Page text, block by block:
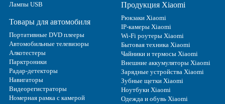
Лампы USB
Товары для автомобиля
Портативные DVD плееры
Автомобильные телевизоры
Алкотестеры
Парктроники
Радар-детекторы
Навигаторы
Видеорегистраторы
Номерная рамка с камерой
Продукция Xiaomi
Рюкзаки Xiaomi
IP-камеры Xiaomi
Wi-Fi роутеры Xiaomi
Бытовая техника Xiaomi
Чайники и термосы Xiaomi
Внешние аккумуляторы Xiaomi
Зарядные устройства Xiaomi
Зубные щетки Xiaomi
Ноутбуки Xiaomi
Одежда и обувь Xiaomi